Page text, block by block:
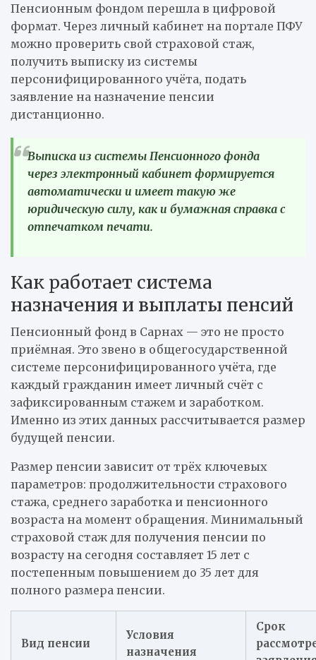
Пенсионным фондом перешла в цифровой
формат. Через личный кабинет на портале ПФУ
можно проверить свой страховой стаж,
получить выписку из системы
персонифицированного учёта, подать
заявление на назначение пенсии
дистанционно.
Выписка из системы Пенсионного фонда
через электронный кабинет формируется
автоматически и имеет такую же
юридическую силу, как и бумажная справка с
отпечатком печати.
Как работает система
назначения и выплаты пенсий
Пенсионный фонд в Сарнах — это не просто
приёмная. Это звено в общегосударственной
системе персонифицированного учёта, где
каждый гражданин имеет личный счёт с
зафиксированным стажем и заработком.
Именно из этих данных рассчитывается размер
будущей пенсии.
Размер пенсии зависит от трёх ключевых
параметров: продолжительности страхового
стажа, среднего заработка и пенсионного
возраста на момент обращения. Минимальный
страховой стаж для получения пенсии по
возрасту на сегодня составляет 15 лет с
постепенным повышением до 35 лет для
полного размера пенсии.
Вид пенсии
Условия
назначения
Срок